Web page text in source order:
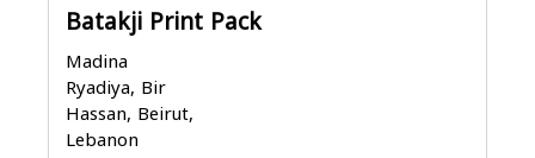
Batakji Print Pack
Madina
Ryadiya, Bir
Hassan, Beirut,
Lebanon